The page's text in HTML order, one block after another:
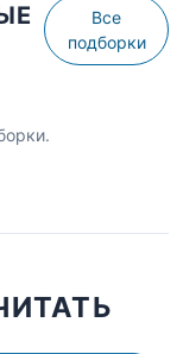
Все
подборки